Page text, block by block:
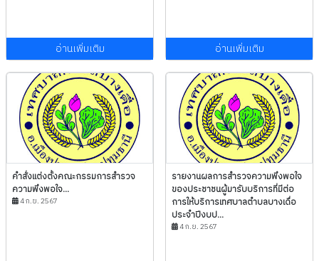
อ่านเพิ่มเติม อ่านเพิ่มเติม
คำสั่งแต่งตั้งคณะกรรมการสำรวจ
ความพึงพอใจ...
4 ก.ย. 2567
รายงานผลการสำรวจความพึงพอใจ
ของประชาชนผู้มารับบริการที่มีต่อ
การให้บริการเทศบาลตำบลบางเดื่อ
ประจำปีงบป...
4 ก.ย. 2567